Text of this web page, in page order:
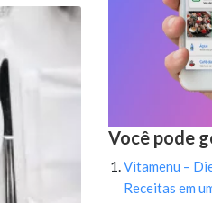
Você pode
Vitamenu –
Receitas em